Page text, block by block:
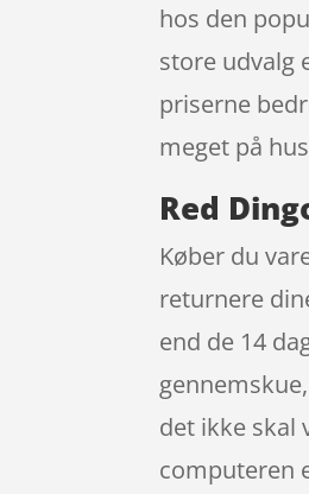
hos den
store udvalg
priserne
meget på
Red
Køber du
returnere
end de 14
det ikke skal
computeren